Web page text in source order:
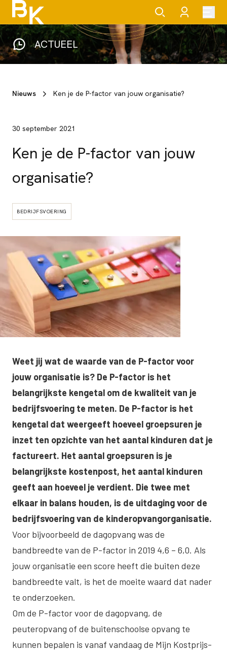
ACTUEEL
Nieuws Ken je de P-factor van jouw organisatie?
30 september 2021
Ken je de P-factor van jouw
organisatie?
BEDRIJFSVOERING
Weet jij wat de waarde van de P-factor voor
jouw organisatie is? De P-factor is het
belangrijkste kengetal om de kwaliteit van je
bedrijfsvoering te meten. De P-factor is het
kengetal dat weergeeft hoeveel groepsuren je
inzet ten opzichte van het aantal kinduren dat je
factureert. Het aantal groepsuren is je
belangrijkste kostenpost, het aantal kinduren
geeft aan hoeveel je verdient. Die twee met
elkaar in balans houden, is de uitdaging voor de
bedrijfsvoering van de kinderopvangorganisatie.
Voor bijvoorbeeld de dagopvang was de
bandbreedte van de P-factor in 2019 4,6 – 6,0. Als
jouw organisatie een score heeft die buiten deze
bandbreedte valt, is het de moeite waard dat nader
te onderzoeken.
Om de P-factor voor de dagopvang, de
peuteropvang of de buitenschoolse opvang te
kunnen bepalen is vanaf vandaag de Mijn Kostprijs-